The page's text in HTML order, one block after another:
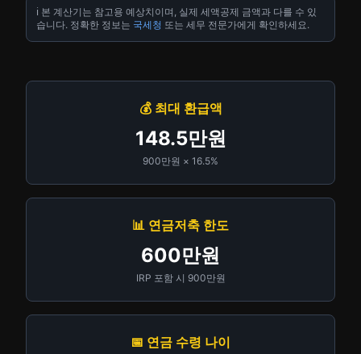
ℹ️ 본 계산기는 참고용 예상치이며, 실제 세액공제 금액과 다를 수 있
습니다. 정확한 정보는 국세청 또는 세무 전문가에게 확인하세요.
💰 최대 환급액
148.5만원
900만원 × 16.5%
📊 연금저축 한도
600만원
IRP 포함 시 900만원
📅 연금 수령 나이